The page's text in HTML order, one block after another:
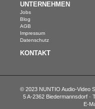
UNTERNEHMEN
Jobs
Blog
AGB
Impressum
Datenschutz
KONTAKT
© 2023 NUNTIO Audio-Video
5 A-2362 Biedermannsdorf ·
E-